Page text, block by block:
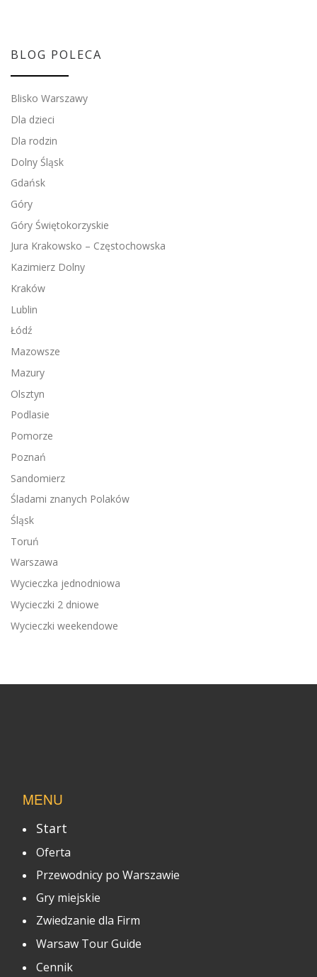
BLOG POLECA
Blisko Warszawy
Dla dzieci
Dla rodzin
Dolny Śląsk
Gdańsk
Góry
Góry Świętokorzyskie
Jura Krakowsko – Częstochowska
Kazimierz Dolny
Kraków
Lublin
Łódź
Mazowsze
Mazury
Olsztyn
Podlasie
Pomorze
Poznań
Sandomierz
Śladami znanych Polaków
Śląsk
Toruń
Warszawa
Wycieczka jednodniowa
Wycieczki 2 dniowe
Wycieczki weekendowe
MENU
Start
Oferta
Przewodnicy po Warszawie
Gry miejskie
Zwiedzanie dla Firm
Warsaw Tour Guide
Cennik